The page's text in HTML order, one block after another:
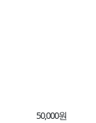
50,000원